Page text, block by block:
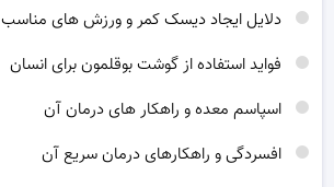
دلایل ایجاد دیسک کمر و ورزش های مناسب
فواید استفاده از گوشت بوقلمون برای انسان
اسپاسم معده و راهکار های درمان آن
افسردگی و راهکارهای درمان سریع آن